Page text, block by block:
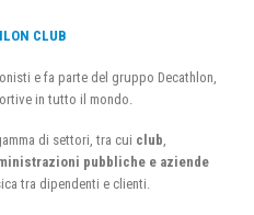
CLUB
e fa parte del gruppo Decathlon,
in tutto il mondo.
di settori, tra cui club
pubbliche e aziende
tra dipendenti e clienti.